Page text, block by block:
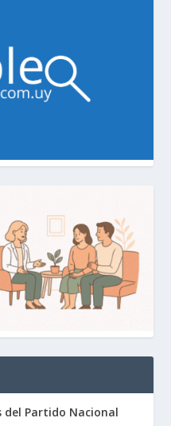
del Partido Nacional